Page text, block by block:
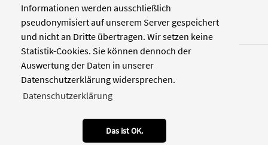
Informationen werden ausschließlich
pseudonymisiert auf unserem Server gespeichert
und nicht an Dritte übertragen. Wir setzen keine
Statistik-Cookies. Sie können dennoch der
Auswertung der Daten in unserer
Datenschutzerklärung widersprechen.
Datenschutzerklärung
Das ist OK.
www.zellwerk.com
Kontakt Datenschutz